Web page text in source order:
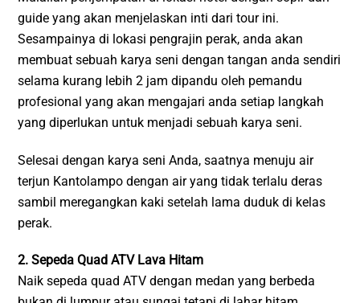
guide yang akan menjelaskan inti dari tour ini.
Sesampainya di lokasi pengrajin perak, anda akan
membuat sebuah karya seni dengan tangan anda sendiri
selama kurang lebih 2 jam dipandu oleh pemandu
profesional yang akan mengajari anda setiap langkah
yang diperlukan untuk menjadi sebuah karya seni.
Selesai dengan karya seni Anda, saatnya menuju air
terjun Kantolampo dengan air yang tidak terlalu deras
sambil meregangkan kaki setelah lama duduk di kelas
perak.
2. Sepeda Quad ATV Lava Hitam
Naik sepeda quad ATV dengan medan yang berbeda